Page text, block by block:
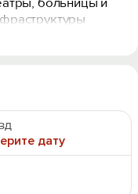
от дома.
и гармонии.
и гостиную-
для
Ваше уютное
дату